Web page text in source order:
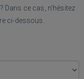
Dans ce cas, n’hésitez
ci-dessous.